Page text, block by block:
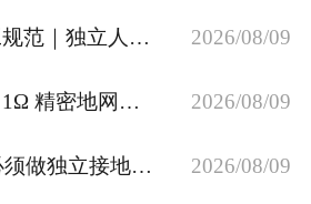
荣誉资质
案例展示
独立静电接地施工规范｜独立人工接地网装置满足 1 欧姆接地技术要求 2026/08/09
惠州防静电接地：1Ω 精密地网和 4Ω 地线怎么选 2026/08/09
SMT车间为什么必须做独立接地？4欧姆接地验厂标准解读 2026/08/09